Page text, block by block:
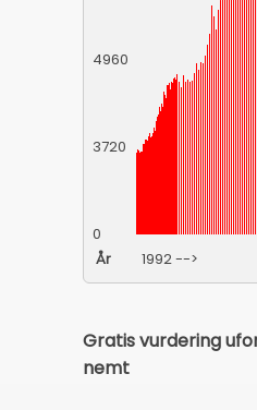
4960
3720
0
År
1992 -->
Gratis vurdering
nemt